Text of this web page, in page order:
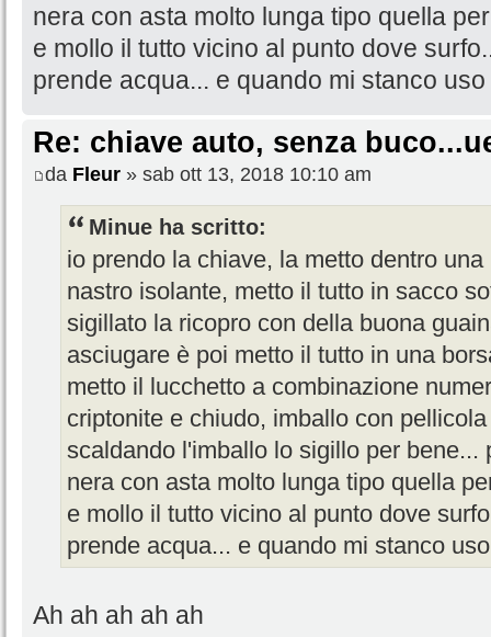
nera con asta molto lunga tipo quella
e mollo il tutto vicino al punto dove
prende acqua... e quando mi stanco
Re: chiave auto, senza
da Fleur » sab ott 13, 2018 10:10 am
Minue ha scritto:
io prendo la chiave, la metto dentro
nastro isolante, metto il tutto in sacco
sigillato la ricopro con della buona
asciugare è poi metto il tutto in una
metto il lucchetto a combinazione
criptonite e chiudo, imballo con
scaldando l'imballo lo sigillo per bene...
nera con asta molto lunga tipo quella
e mollo il tutto vicino al punto dove
prende acqua... e quando mi stanco
Ah ah ah ah ah